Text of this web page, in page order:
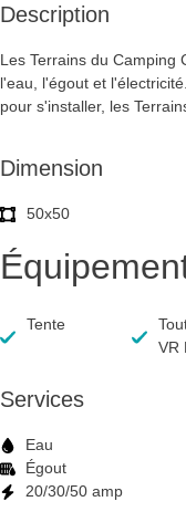
Description
Les Terrains du Camping
l'eau, l'égout et
pour s'installer, les
Dimension
50x50
Tente
VR
Services
Eau
Égout
20/30/50 amp